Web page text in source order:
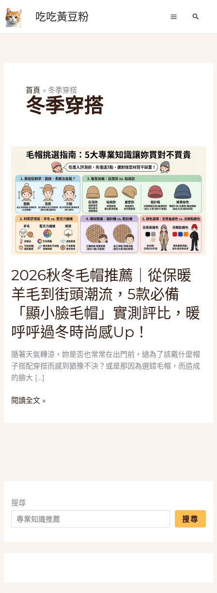
至
主
吃吃黃豆粉
搜
首頁 冬季穿搭
冬季穿搭
2026秋冬毛帽推薦｜從保暖
羊毛到街頭潮流，5款必備
「顯小臉毛帽」實測評比，暖
呼呼過冬時尚感Up！
隨著天氣轉涼，妳是否也常常在出門前，總為了該戴什麼帽
子搭配穿搭而感到猶豫不決？或是那因為選錯毛帽，而造成
的臉大 […]
2026
冬
推
薦
保
暖
羊
毛
到
頭
潮
流，
5
款
必
備
比，
暖
呼
閱讀全文 »
搜尋
搜尋